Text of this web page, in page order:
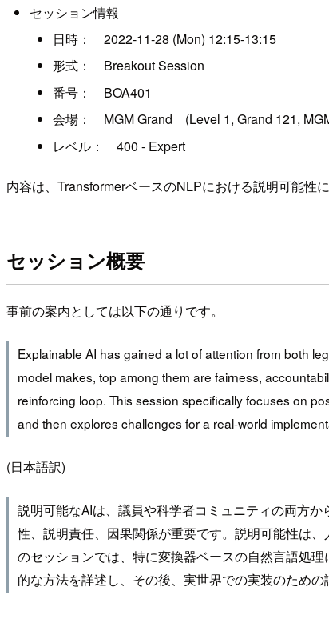
セッション情報
日時： 2022-11-28 (Mon) 12:15-13:15
形式： Breakout Session
番号： BOA401
会場： MGM Grand (Level 1, Grand 121,
レベル： 400 - Expert
内容は、TransformerベースのNLPにおける説明可能性
セッション概要
事前の案内としては以下の通りです。
Explainable AI has gained a lot of attention from both
model makes, top among them are fairness,
reinforcing loop. This session specifically focuses on
and then explores challenges for a real-world
(日本語訳)
説明可能なAIは、議員や科学者コミュニティの両方
性、説明責任、因果関係が重要です。説明可能性は
のセッションでは、特に変換器ベースの自然言語処
的な方法を詳述し、その後、実世界での実装のための